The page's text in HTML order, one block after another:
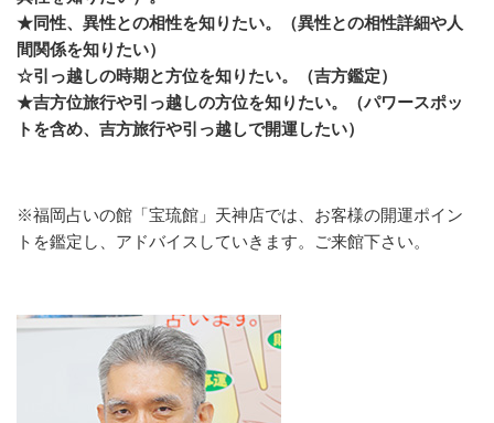
★同性、異性との相性を知りたい。（異性との相性詳細や人
間関係を知りたい）
☆引っ越しの時期と方位を知りたい。（吉方鑑定）
★吉方位旅行や引っ越しの方位を知りたい。（パワースポッ
トを含め、吉方旅行や引っ越しで開運したい）
※福岡占いの館「宝琉館」天神店では、お客様の開運ポイン
トを鑑定し、アドバイスしていきます。ご来館下さい。